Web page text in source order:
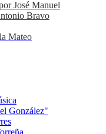
José Manuel
Bravo
Mateo
González"